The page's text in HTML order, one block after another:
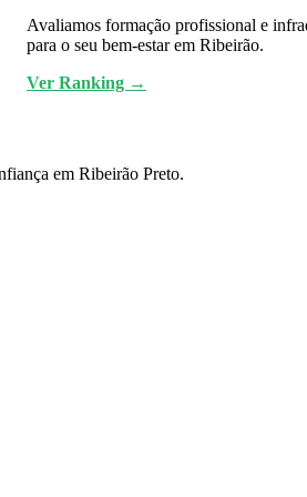
Avaliamos formação profissional e
para o seu bem-estar em Ribeirão.
Ver Ranking →
em Ribeirão Preto.